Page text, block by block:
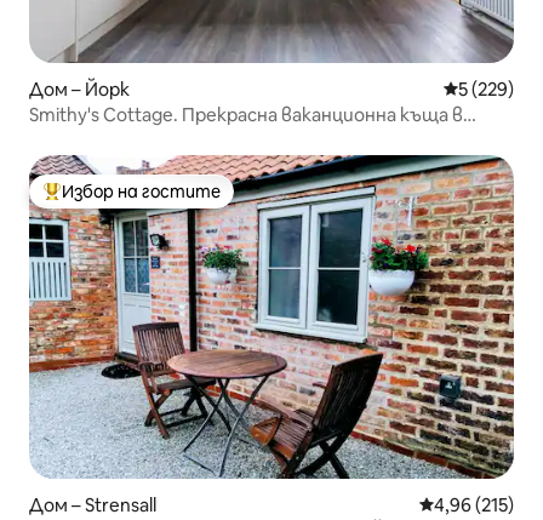
Дом – Йорк Средна
5 (229)
Smithy's Cottage. Прекрасна ваканционна къща в
Най-популярен избор на гостите
Избор на гостите
Дом – Strensall Средна
4,96 (215)